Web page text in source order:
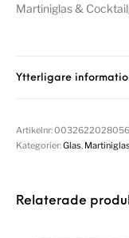
Martiniglas &
Ytterligare
Artikelnr:0032622028056
Kategorier:Glas
Relaterade